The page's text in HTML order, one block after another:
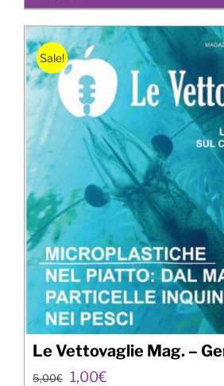
Sale!
Le Vettovaglie Mag. –
5,00€
Il
1,00€